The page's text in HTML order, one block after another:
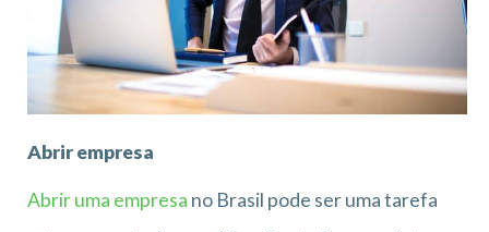
Abrir empresa
Abrir uma empresa no Brasil pode ser uma tarefa